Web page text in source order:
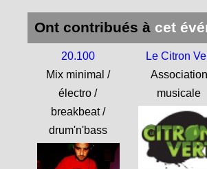
Ont contribués à cet
20.100
Mix minimal /
électro /
breakbeat /
drum'n'bass
Le Citron
Association
musicale